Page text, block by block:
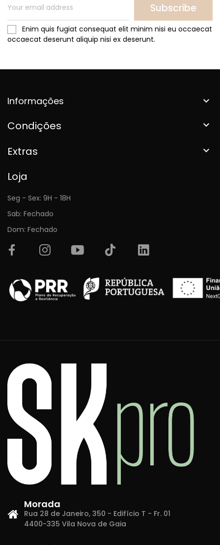
Subscribe
Enim quis fugiat consequat elit minim nisi eu occaecat
occaecat deserunt aliquip nisi ex deserunt.
Informações 
Condições 
Extras 
Loja
Seg - Sex: 9H - 18H
Sab: Fechado
Dom: Fechado
Morada
Rua 28 de Janeiro, 350 - Edifício T - Fr. 01
4400-335 Vila Nova de Gaia